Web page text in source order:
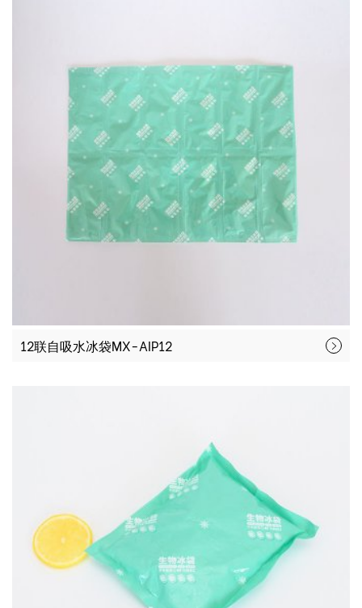
12联自吸水冰袋MX-AIP12